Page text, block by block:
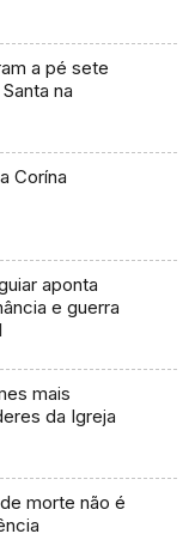
a pé sete
na
Corína
aponta
e guerra
mais
da Igreja
morte não é